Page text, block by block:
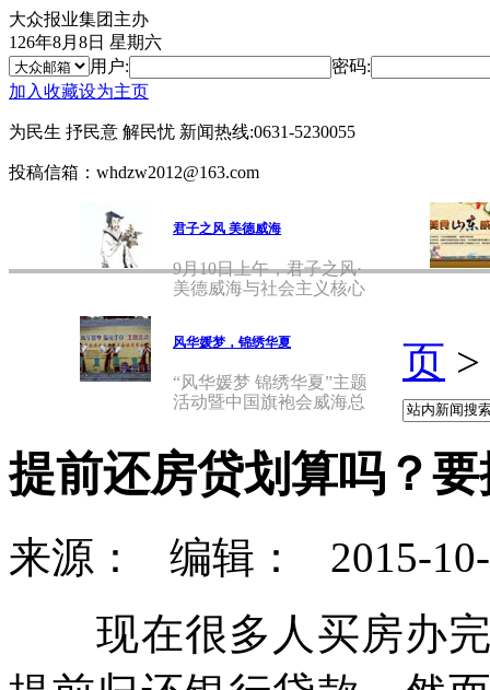
大众报业集团主办
126年8月8日 星期六
用户:
密码:
加入收藏设为主页
为民生 抒民意 解民忧 新闻热线:0631-5230055
投稿信箱：whdzw2012@163.com
君子之风 美德威海
9月10日上午，君子之风·
美德威海与社会主义核心
风华媛梦，锦绣华夏
“风华媛梦 锦绣华夏”主题
活动暨中国旗袍会威海总
页 >
提前还房贷划算吗？
来源： 编辑：
2015-
现在很多人买房办完